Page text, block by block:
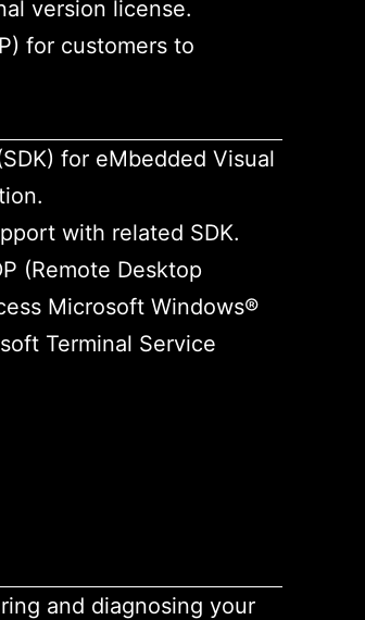
version license.
for customers to
for eMbedded Visual
with related SDK.
(Remote Desktop
Microsoft Windows®
Terminal Service
and diagnosing your